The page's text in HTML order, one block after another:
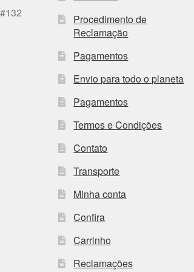
Procedimento de
Reclamação
Pagamentos
Envio para todo o planeta
Pagamentos
Termos e Condições
Contato
Transporte
Minha conta
Confira
Carrinho
Reclamações